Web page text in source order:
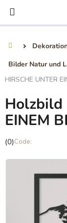
Inhalt
springen
Bilder Natur und
HIRSCHE UNTER
Holzbild
EINEM
Die
Produktbewertung
(0)